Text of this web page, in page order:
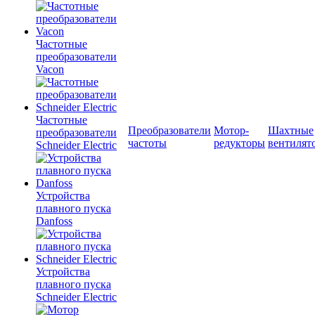
Частотные
преобразователи
Vacon
Частотные
преобразователи
Schneider Electric
Устройства
плавного пуска
Danfoss
Устройства
плавного пуска
Schneider Electric
Преобразователи
частоты
Мотор-
редукторы
Шахтные